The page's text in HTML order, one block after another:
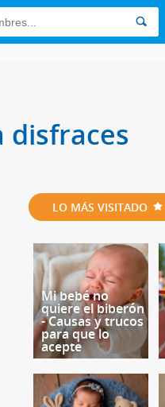
disfraces
LO MÁS VISITADO
Mi bebé no
quiere el biberón
- Causas y trucos
para que lo
acepte